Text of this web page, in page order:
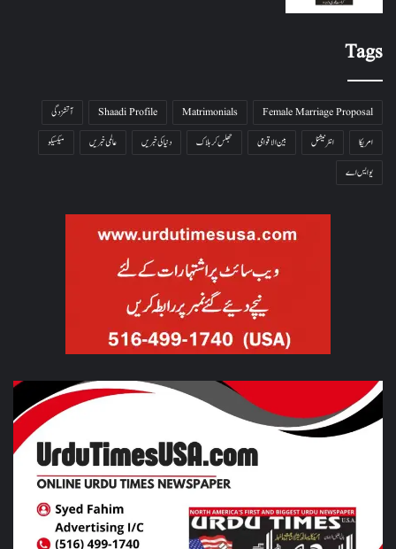
Tags
Female Marriage Proposal
Matrimonials
Shaadi Profile
آتشزدگی
امریکا
انٹرنیشنل بین الاقوامی جھلس کر ہلاک دنیا کی خبریں عالمی خبریں
میکسیکو
یو ایس اے